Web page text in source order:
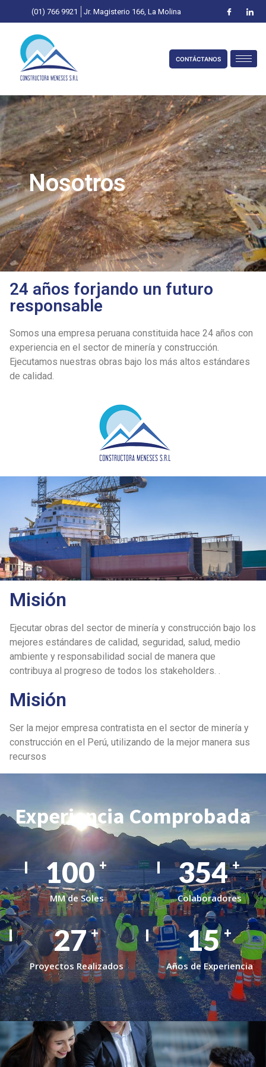
(01) 766 9921 Jr. Magisterio 166, La Molina
CONTÁCTANOS
Nosotros
24 años forjando un futuro
responsable
Somos una empresa peruana constituida hace 24 años con
experiencia en el sector de minería y construcción.
Ejecutamos nuestras obras bajo los más altos estándares
de calidad.
Misión
Ejecutar obras del sector de minería y construcción bajo los
mejores estándares de calidad, seguridad, salud, medio
ambiente y responsabilidad social de manera que
contribuya al progreso de todos los stakeholders. .
Misión
Ser la mejor empresa contratista en el sector de minería y
construcción en el Perú, utilizando de la mejor manera sus
recursos
Experiencia Comprobada
127 +
MM de Soles
448 +
Colaboradores
34 +
Proyectos Realizados
20 +
Años de Experiencia